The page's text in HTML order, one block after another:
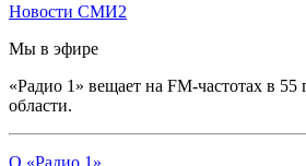
Новости СМИ2
Мы в эфире
«Радио 1» вещает на FM-частотах в 55
области.
О «Радио 1»